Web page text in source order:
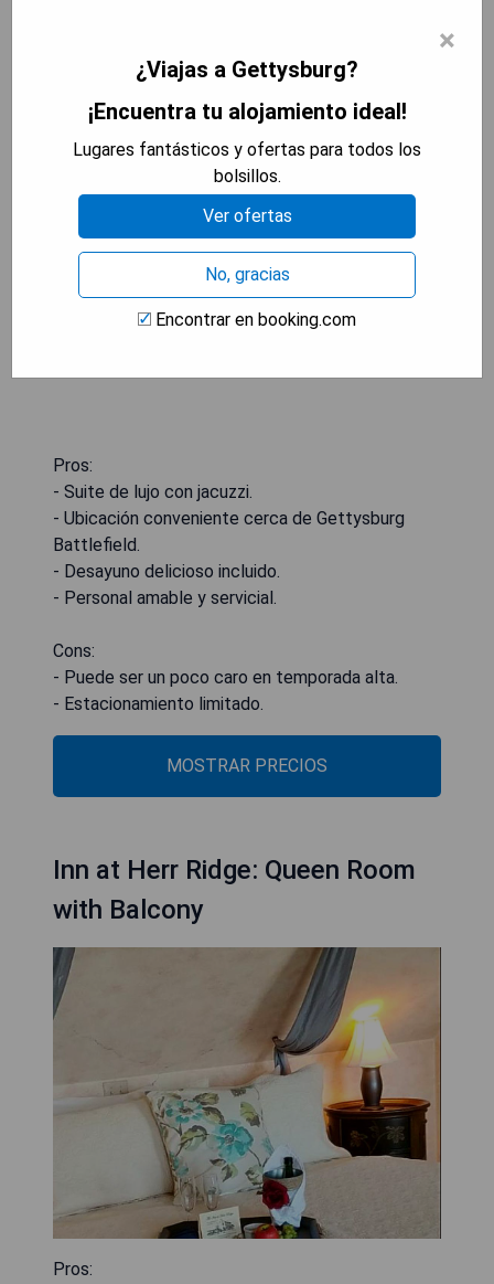
Battlefield Bed & Breakfast:
Deluxe Queen Suite
Pros:
- Suite de lujo con jacuzzi.
- Ubicación conveniente cerca de Gettysburg
Battlefield.
- Desayuno delicioso incluido.
- Personal amable y servicial.
Cons:
- Puede ser un poco caro en temporada alta.
- Estacionamiento limitado.
MOSTRAR PRECIOS
Inn at Herr Ridge: Queen Room
with Balcony
Pros:
×
¿Viajas a Gettysburg?
¡Encuentra tu alojamiento ideal!
Lugares fantásticos y ofertas para todos los
bolsillos.
Ver ofertas
No, gracias
Encontrar en booking.com